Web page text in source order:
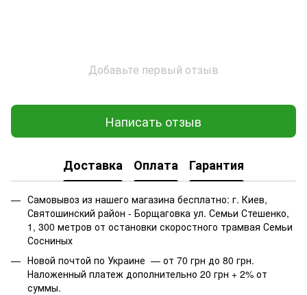
Добавьте первый отзыв
Написать отзыв
Доставка Оплата Гарантия
Самовывоз из нашего магазина бесплатно: г. Киев,
Святошинский район - Борщаговка ул. Семьи Стешенко,
1, 300 метров от остановки скоростного трамвая Семьи
Сосниных
Новой почтой по Украине — от 70 грн до 80 грн.
Наложенный платеж дополнительно 20 грн + 2% от
суммы.